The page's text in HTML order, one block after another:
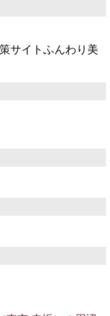
サイトふんわり美